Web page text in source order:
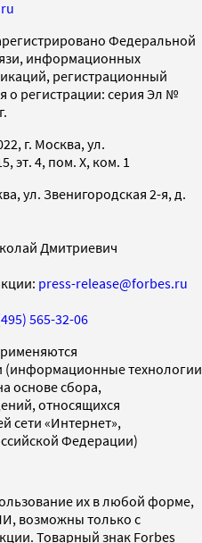
Федеральной
информационных
регистрационный
о регистрации: серия Эл №
г. Москва, ул.
эт. 4, пом. X, ком. 1
ул. Звенигородская 2-я, д.
Дмитриевич
press-release@forbes.ru
565-32-06
(информационные технологии
основе сбора,
относящихся
сети «Интернет»,
Федерации)
их в любой форме,
возможны только с
Товарный знак Forbes